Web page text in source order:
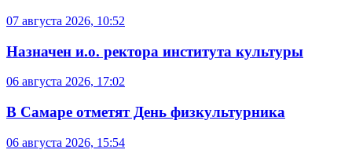
07 августа 2026, 10:52
Назначен и.о. ректора института культуры
06 августа 2026, 17:02
В Самаре отметят День физкультурника
06 августа 2026, 15:54